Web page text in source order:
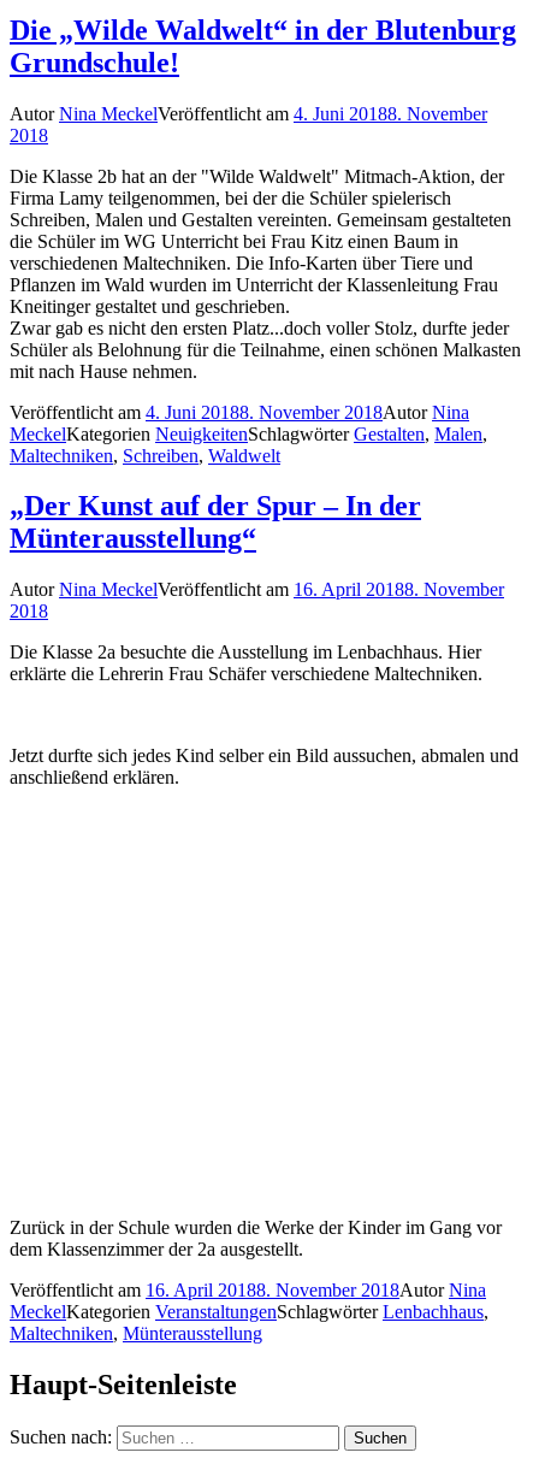
Die „Wilde Waldwelt“ in der Blutenburg
Grundschule!
AutorNina MeckelVeröffentlicht am 4. Juni 20188. November
2018
Die Klasse 2b hat an der "Wilde Waldwelt" Mitmach-Aktion, der
Firma Lamy teilgenommen, bei der die Schüler spielerisch
Schreiben, Malen und Gestalten vereinten. Gemeinsam gestalteten
die Schüler im WG Unterricht bei Frau Kitz einen Baum in
verschiedenen Maltechniken. Die Info-Karten über Tiere und
Pflanzen im Wald wurden im Unterricht der Klassenleitung Frau
Kneitinger gestaltet und geschrieben.
Zwar gab es nicht den ersten Platz...doch voller Stolz, durfte jeder
Schüler als Belohnung für die Teilnahme, einen schönen Malkasten
mit nach Hause nehmen.
Veröffentlicht am 4. Juni 20188. November 2018AutorNina
MeckelKategorien NeuigkeitenSchlagwörterGestalten, Malen,
Maltechniken, Schreiben, Waldwelt
„Der Kunst auf der Spur – In der
Münterausstellung“
AutorNina MeckelVeröffentlicht am 16. April 20188. November
2018
Die Klasse 2a besuchte die Ausstellung im Lenbachhaus. Hier
erklärte die Lehrerin Frau Schäfer verschiedene Maltechniken.
Jetzt durfte sich jedes Kind selber ein Bild aussuchen, abmalen und
anschließend erklären.
Zurück in der Schule wurden die Werke der Kinder im Gang vor
dem Klassenzimmer der 2a ausgestellt.
Veröffentlicht am 16. April 20188. November 2018AutorNina
MeckelKategorien VeranstaltungenSchlagwörterLenbachhaus,
Maltechniken, Münterausstellung
Haupt-Seitenleiste
Suchen nach: